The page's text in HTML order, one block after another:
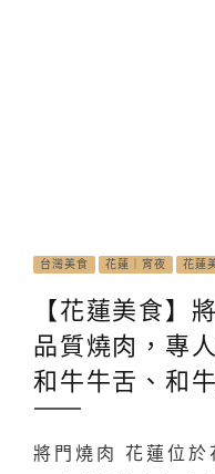
台灣美食 花蓮｜宵夜 花蓮
【花蓮美食】
品質燒肉，專
和牛牛舌、和
將門燒肉 花蓮位於